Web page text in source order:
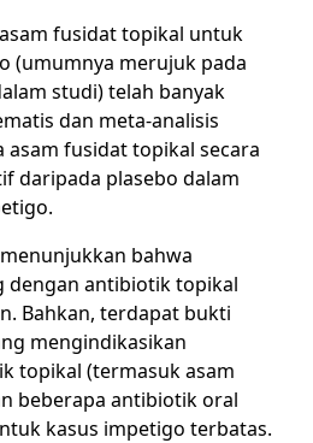
fusidat topikal untuk
(umumnya merujuk pada
studi) telah banyak
dan meta-analisis
fusidat topikal secara
daripada plasebo dalam
bahwa
dengan antibiotik topikal
Bahkan, terdapat bukti
mengindikasikan
topikal (termasuk asam
beberapa antibiotik oral
kasus impetigo terbatas.